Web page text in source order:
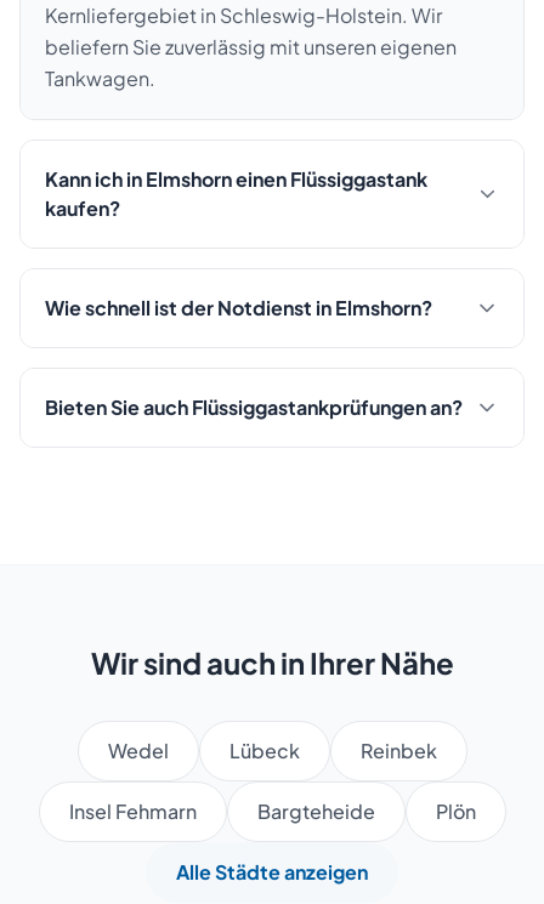
Kernliefergebiet in Schleswig-Holstein. Wir
beliefern Sie zuverlässig mit unseren eigenen
Tankwagen.
Kann ich in Elmshorn einen Flüssiggastank
kaufen?
Wie schnell ist der Notdienst in Elmshorn?
Bieten Sie auch Flüssiggastankprüfungen an?
Wir sind auch in Ihrer Nähe
Wedel Lübeck Reinbek
Insel Fehmarn Bargteheide Plön
Alle Städte anzeigen